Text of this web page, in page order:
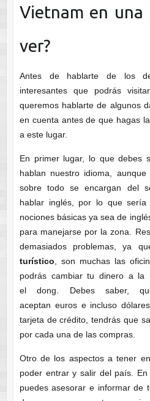
Vietnam en una
ver?
Antes de hablarte de los
interesantes que podrás
queremos hablarte de algunos
en cuenta antes de que hagas
a este lugar.
En primer lugar, lo que debes
hablan nuestro idioma,
sobre todo se encargan del
hablar inglés, por lo que sería
nociones básicas ya sea de
para manejarse por la zona.
demasiados problemas, ya
turístico , son muchas las
podrás cambiar tu dinero a
el dong. Debes saber,
aceptan euros e incluso
tarjeta de crédito, tendrás que
por cada una de las compras.
Otro de los aspectos a tener
poder entrar y salir del país.
puedes asesorar e informar de